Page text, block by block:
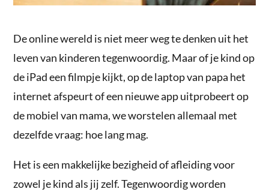
De online wereld is niet meer weg te denken uit het
leven van kinderen tegenwoordig. Maar of je kind op
de iPad een filmpje kijkt, op de laptop van papa het
internet afspeurt of een nieuwe app uitprobeert op
de mobiel van mama, we worstelen allemaal met
dezelfde vraag: hoe lang mag.
Het is een makkelijke bezigheid of afleiding voor
zowel je kind als jij zelf. Tegenwoordig worden